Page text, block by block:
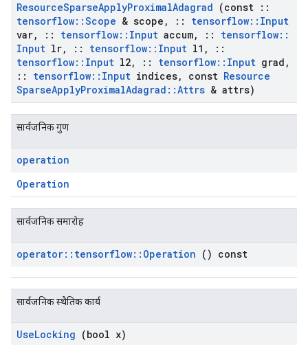
ResourceSparseApplyProximalAdagrad (const ::
tensorflow::Scope & scope , :: tensorflow:: Input
var, :: tensorflow:: Input accum, :: tensorflow::
Input lr, :: tensorflow:: Input l1 ,
::
tensorflow:: Input l2, :: tensorflow:: Input grad ,
::
tensorflow:: Input indices, const Resource
SparseApplyProximalAdagrad ::Attrs & attrs)
सार्वजनिक गुण
operation
Operation
सार्वजनिक समारोह
operator:: tensorflow:: Operation () const
सार्वजनिक स्थैतिक कार्य
UseLocking (bool x)